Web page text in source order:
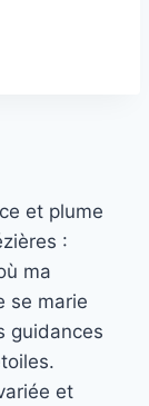
et plume
:
ma
se marie
guidances
et